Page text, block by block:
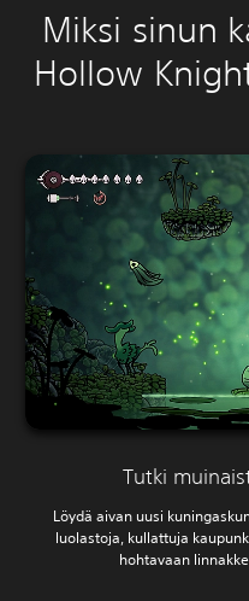
Miksi sinun
Hollow
Tutki
Löydä aivan uusi
luolastoja, kullattuja
hohtavaan